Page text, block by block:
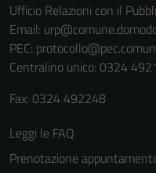
Ufficio Relazioni con il
Email:
PEC:
Centralino unico: 0324 4921
Fax: 0324 492248
Leggi le FAQ
Prenotazione